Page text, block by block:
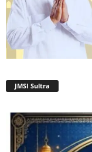
JMSI Sultra